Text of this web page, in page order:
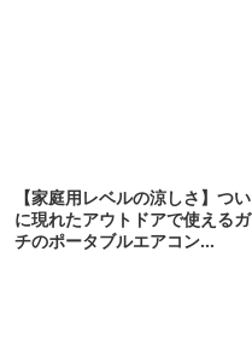
【家庭用レベルの涼しさ】つい
に現れたアウトドアで使えるガ
チのポータブルエアコン